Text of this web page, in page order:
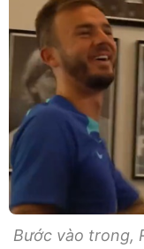
Bước vào trong,